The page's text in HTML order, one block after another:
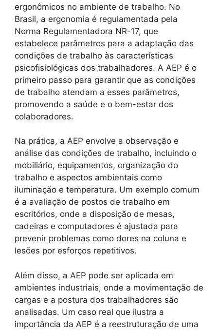
ergonômicos no ambiente de trabalho. No
Brasil, a ergonomia é regulamentada pela
Norma Regulamentadora NR-17, que
estabelece parâmetros para a adaptação das
condições de trabalho às características
psicofisiológicas dos trabalhadores. A AEP é o
primeiro passo para garantir que as condições
de trabalho atendam a esses parâmetros,
promovendo a saúde e o bem-estar dos
colaboradores.
Na prática, a AEP envolve a observação e
análise das condições de trabalho, incluindo o
mobiliário, equipamentos, organização do
trabalho e aspectos ambientais como
iluminação e temperatura. Um exemplo comum
é a avaliação de postos de trabalho em
escritórios, onde a disposição de mesas,
cadeiras e computadores é ajustada para
prevenir problemas como dores na coluna e
lesões por esforços repetitivos.
Além disso, a AEP pode ser aplicada em
ambientes industriais, onde a movimentação de
cargas e a postura dos trabalhadores são
analisadas. Um caso real que ilustra a
importância da AEP é a reestruturação de uma